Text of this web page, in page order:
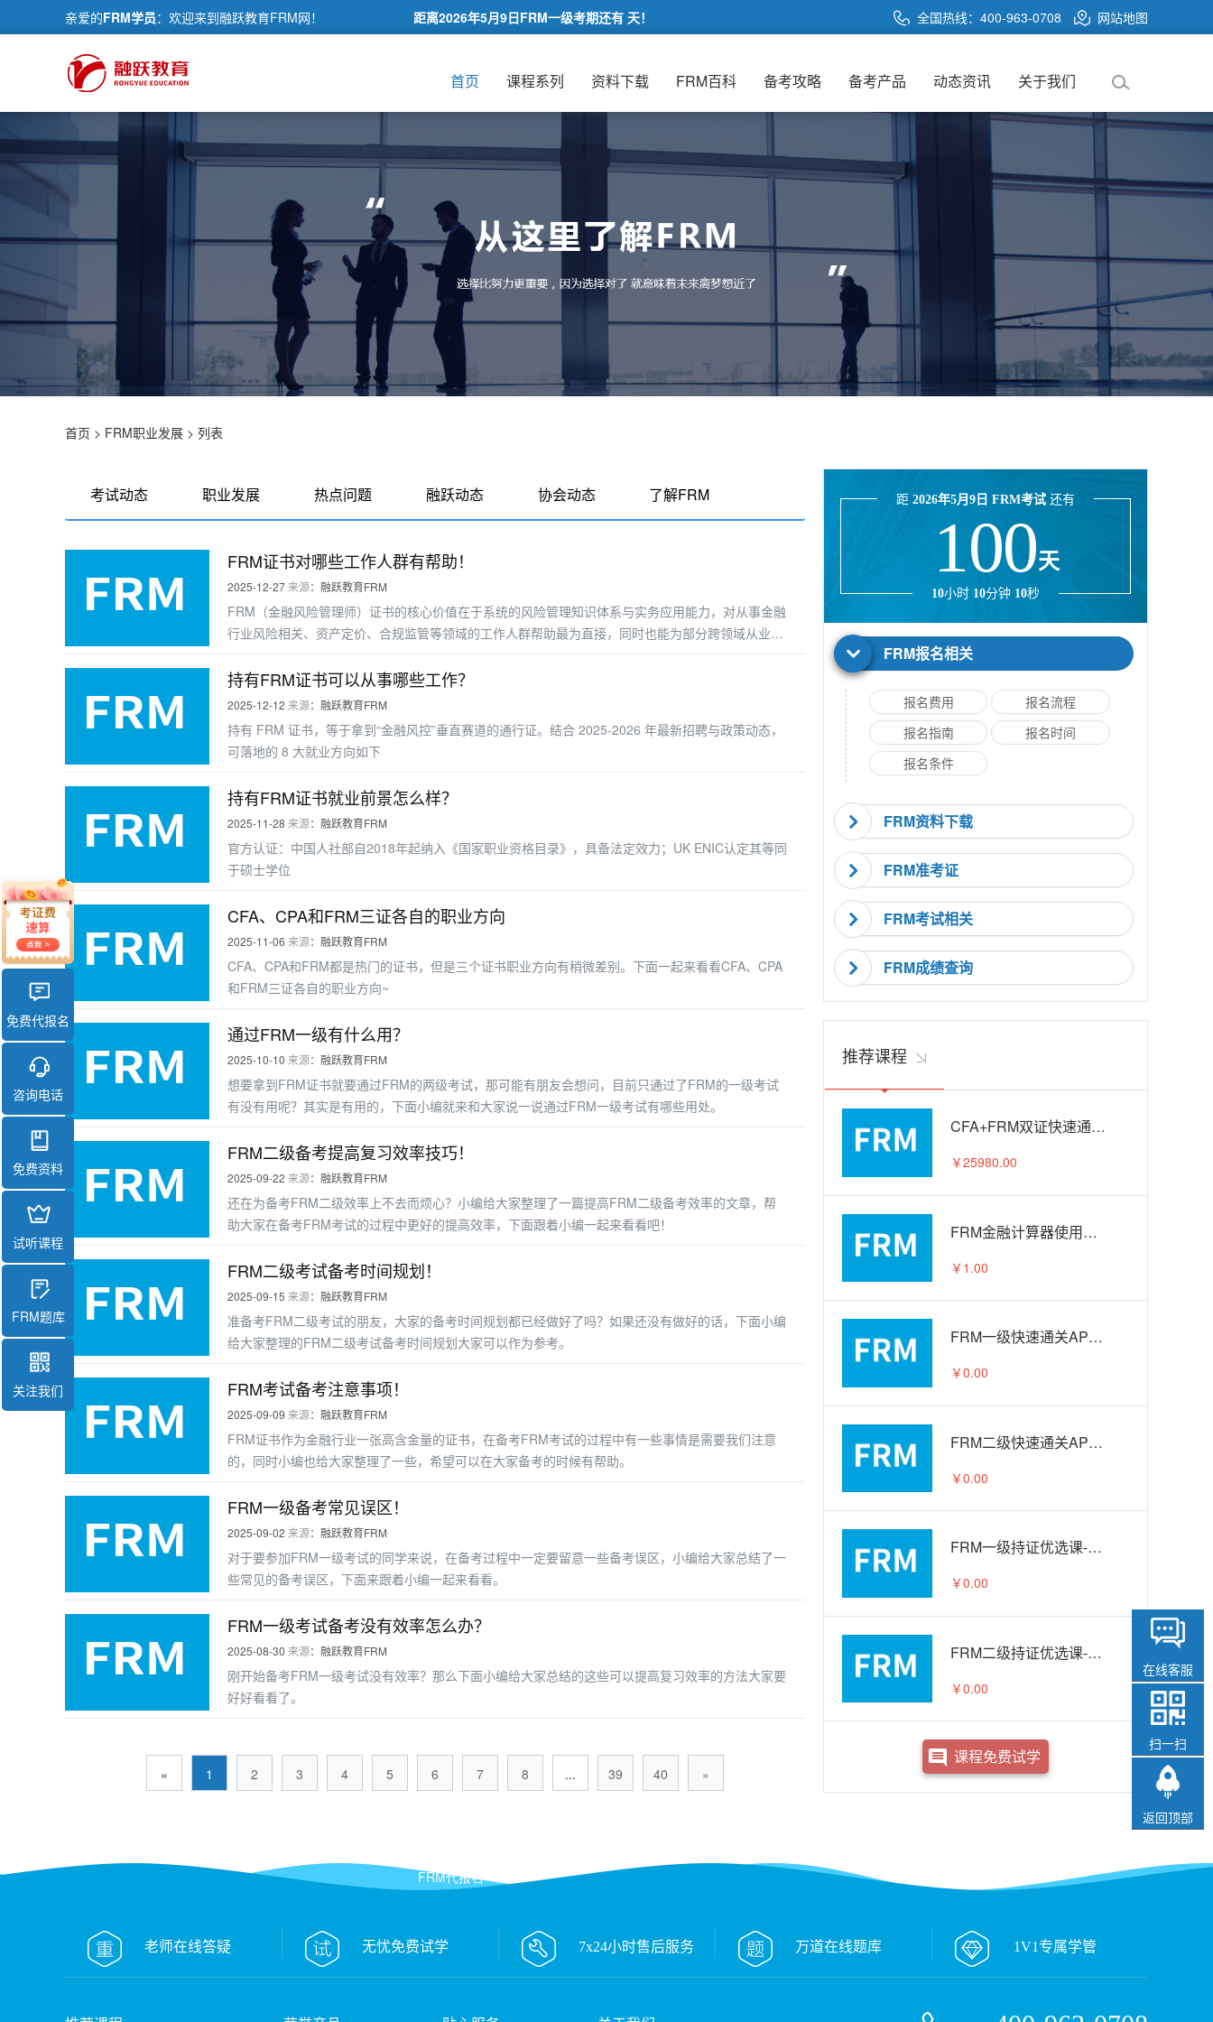
亲爱的FRM学员：欢迎来到融跃教育FRM网！ 距离2026年5月9日FRM一级考期还有 天！ 全国热线：400-963-0708 网站地图
首页 课程系列 资料下载 FRM百科 备考攻略 备考产品 动态资讯 关于我们
首页 > FRM职业发展 > 列表
考试动态 职业发展 热点问题 融跃动态 协会动态 了解FRM
FRM证书对哪些工作人群有帮助！
2025-12-27来源：融跃教育FRM
FRM（金融风险管理师）证书的核心价值在于系统的风险管理知识体系与实务应用能力，对从事金融
行业风险相关、资产定价、合规监管等领域的工作人群帮助最为直接，同时也能为部分跨领域从业者
持有FRM证书可以从事哪些工作？
2025-12-12 来源：融跃教育FRM
持有 FRM 证书，等于拿到“金融风控”垂直赛道的通行证。结合 2025-2026 年最新招聘与政策动态，
可落地的 8 大就业方向如下
持有FRM证书就业前景怎么样？
2025-11-28 来源：融跃教育FRM
官方认证：中国人社部自2018年起纳入《国家职业资格目录》，具备法定效力；UK ENIC认定其等同
于硕士学位
CFA、CPA和FRM三证各自的职业方向
2025-11-06 来源：融跃教育FRM
CFA、CPA和FRM都是热门的证书，但是三个证书职业方向有稍微差别。下面一起来看看CFA、CPA
和FRM三证各自的职业方向~
通过FRM一级有什么用？
2025-10-10 来源：融跃教育FRM
想要拿到FRM证书就要通过FRM的两级考试，那可能有朋友会想问，目前只通过了FRM的一级考试
有没有用呢？其实是有用的，下面小编就来和大家说一说通过FRM一级考试有哪些用处。
FRM二级备考提高复习效率技巧！
2025-09-22 来源：融跃教育FRM
还在为备考FRM二级效率上不去而烦心？小编给大家整理了一篇提高FRM二级备考效率的文章，帮
助大家在备考FRM考试的过程中更好的提高效率，下面跟着小编一起来看看吧！
FRM二级考试备考时间规划！
2025-09-15 来源：融跃教育FRM
准备考FRM二级考试的朋友，大家的备考时间规划都已经做好了吗？如果还没有做好的话，下面小编
给大家整理的FRM二级考试备考时间规划大家可以作为参考。
FRM考试备考注意事项！
2025-09-09 来源：融跃教育FRM
FRM证书作为金融行业一张高含金量的证书，在备考FRM考试的过程中有一些事情是需要我们注意
的，同时小编也给大家整理了一些，希望可以在大家备考的时候有帮助。
FRM一级备考常见误区！
2025-09-02 来源：融跃教育FRM
对于要参加FRM一级考试的同学来说，在备考过程中一定要留意一些备考误区，小编给大家总结了一
些常见的备考误区，下面来跟着小编一起来看看。
FRM一级考试备考没有效率怎么办？
2025-08-30 来源：融跃教育FRM
刚开始备考FRM一级考试没有效率？那么下面小编给大家总结的这些可以提高复习效率的方法大家要
好好看看了。
« 1 2 3 4 5 6 7 8 ... 39 40 »
距 2026年5月9日 FRM考试 还有
100天
10小时 10分钟 10秒
FRM报名相关
报名费用
报名流程
报名指南
报名时间
报名条件
FRM资料下载
FRM准考证
FRM考试相关
FRM成绩查询
推荐课程
CFA+FRM双证快速通关APS智播课A计划
￥25980.00
FRM金融计算器使用教程
￥1.00
FRM一级快速通关APS智播课-试听
￥0.00
FRM二级快速通关APS智播课-试听
￥0.00
FRM一级持证优选课-试听
￥0.00
FRM二级持证优选课-试听
￥0.00
课程免费试学
FRM课程 FRM代报名
老师在线答疑 无忧免费试学 7x24小时售后服务 万道在线题库 1V1专属学管
免费代报名
咨询电话
免费资料
试听课程
FRM题库
关注我们
在线客服
扫一扫
返回顶部